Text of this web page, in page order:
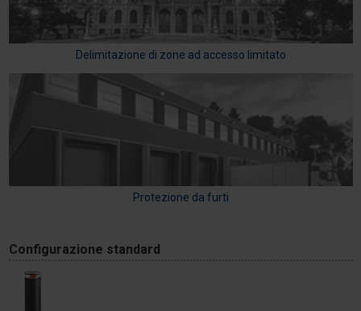
Delimitazione di zone ad accesso limitato
Protezione da furti
Configurazione standard